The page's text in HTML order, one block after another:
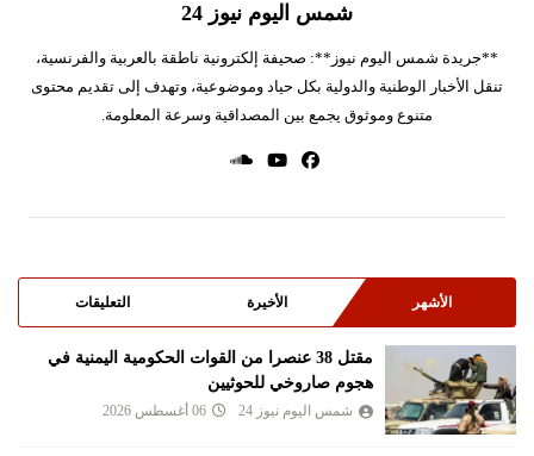
شمس اليوم نيوز 24
**جريدة شمس اليوم نيوز**: صحيفة إلكترونية ناطقة بالعربية والفرنسية،
تنقل الأخبار الوطنية والدولية بكل حياد وموضوعية، وتهدف إلى تقديم محتوى
متنوع وموثوق يجمع بين المصداقية وسرعة المعلومة.
الأشهر الأخيرة التعليقات
مقتل 38 عنصرا من القوات الحكومية اليمنية في
هجوم صاروخي للحوثيين
شمس اليوم نيوز 24 06 أغسطس 2026